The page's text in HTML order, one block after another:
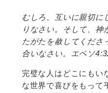
むしろ、互いに親切に
りなさい。そして、神
たがたを赦してくださ
合いなさい。エペソ
完璧な人はどこにもい
な世界で喜びをもって